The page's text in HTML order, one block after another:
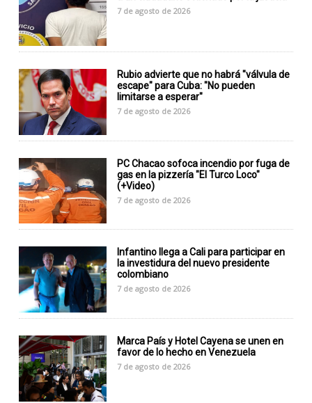
7 de agosto de 2026
Rubio advierte que no habrá "válvula de
escape" para Cuba: "No pueden
limitarse a esperar"
7 de agosto de 2026
PC Chacao sofoca incendio por fuga de
gas en la pizzería "El Turco Loco"
(+Video)
7 de agosto de 2026
Infantino llega a Cali para participar en
la investidura del nuevo presidente
colombiano
7 de agosto de 2026
Marca País y Hotel Cayena se unen en
favor de lo hecho en Venezuela
7 de agosto de 2026